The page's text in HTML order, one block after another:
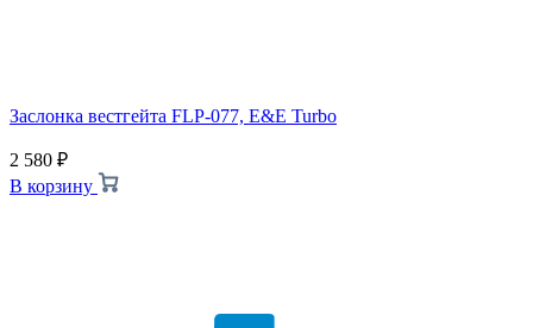
Заслонка вестгейта FLP-077, E&E Turbo
2 580 ₽
В корзину